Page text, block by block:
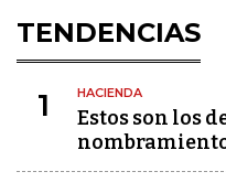
TENDENCIAS
1 HACIENDA
Estos son los